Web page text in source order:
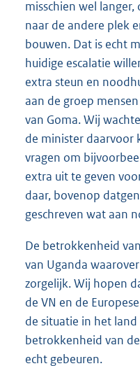
misschien wel
naar de andere plek
bouwen. Dat is echt
huidige escalatie
extra steun en
aan de groep
van Goma. Wij
de minister daarvoor
vragen om
extra uit te geven
daar, bovenop
geschreven wat aan
De betrokkenheid
van Uganda
zorgelijk. Wij hopen
de VN en de
de situatie in het
betrokkenheid van
echt gebeuren.